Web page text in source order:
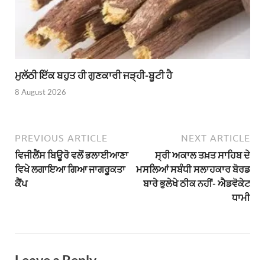
ਮੁਲੱਠੀ ਇੱਕ ਬਹੁਤ ਹੀ ਗੁਣਕਾਰੀ ਜੜ੍ਹੀ-ਬੂਟੀ ਹੈ
8 August 2026
PREVIOUS ARTICLE
ਵਿਜੀਲੈਂਸ ਬਿਊਰੋ ਵਲੋਂ ਭਲਾਈਆਣਾ
ਵਿਖੇ ਲਗਾਇਆ ਗਿਆ ਜਾਗਰੂਕਤਾ
ਕੈਂਪ
NEXT ARTICLE
ਸ੍ਰੀ ਅਕਾਲ ਤਖ਼ਤ ਸਾਹਿਬ ਦੇ
ਮਸਲਿਆਂ ਸਬੰਧੀ ਸਲਾਹਕਾਰ ਬੋਰਡ
ਬਾਰੇ ਭੁਲੇਖੇ ਠੀਕ ਨਹੀਂ- ਐਡਵੋਕੇਟ
ਧਾਮੀ